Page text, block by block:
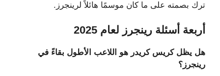
ترك بصمته على ما كان موسمًا هائلاً لرينجرز.
أربعة أسئلة رينجرز لعام 2025
هل يظل كريس كريدر هو اللاعب الأطول بقاءً في
رينجرز؟